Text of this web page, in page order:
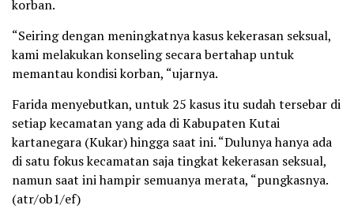
korban.
“Seiring dengan meningkatnya kasus kekerasan seksual,
kami melakukan konseling secara bertahap untuk
memantau kondisi korban, “ujarnya.
Farida menyebutkan, untuk 25 kasus itu sudah tersebar di
setiap kecamatan yang ada di Kabupaten Kutai
kartanegara (Kukar) hingga saat ini. “Dulunya hanya ada
di satu fokus kecamatan saja tingkat kekerasan seksual,
namun saat ini hampir semuanya merata, “pungkasnya.
(atr/ob1/ef)